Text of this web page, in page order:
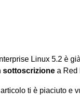
Linux 5.2 è
sottoscrizionea Red
ti è piaciuto e